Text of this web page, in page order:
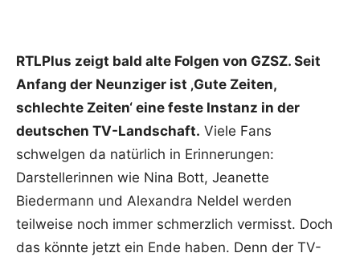
RTLPlus zeigt bald alte Folgen von GZSZ. Seit
Anfang der Neunziger ist ‚Gute Zeiten,
schlechte Zeiten‘ eine feste Instanz in der
deutschen TV-Landschaft. Viele Fans
schwelgen da natürlich in Erinnerungen:
Darstellerinnen wie Nina Bott, Jeanette
Biedermann und Alexandra Neldel werden
teilweise noch immer schmerzlich vermisst. Doch
das könnte jetzt ein Ende haben. Denn der TV-